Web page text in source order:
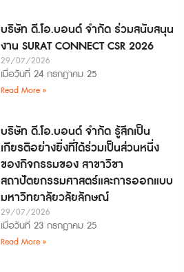
บริษัท ดี.โอ.บอนด์ จำกัด ร่วมสนับสนุน
งาน SURAT CONNECT CSR 2026
29/07/2026
เมื่อวันที่ 24 กรกฎาคม 25
Read More »
บริษัท ดี.โอ.บอนด์ จำกัด รู้สึกเป็น
เกียรติอย่างยิ่งที่ได้ร่วมเป็นส่วนหนึ่ง
ของกิจกรรมของ สาขาวิชา
สถาปัตยกรรมศาสตร์และการออกแบบ
มหาวิทยาลัยวลัยลักษณ์
29/07/2026
เมื่อวันที่ 23 กรกฎาคม 25
Read More »